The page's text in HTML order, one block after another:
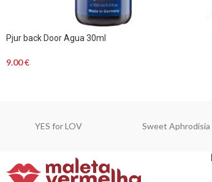
Pjur back Door Agua 30ml
9.00€
YES for LOV Sweet Aphrodisia